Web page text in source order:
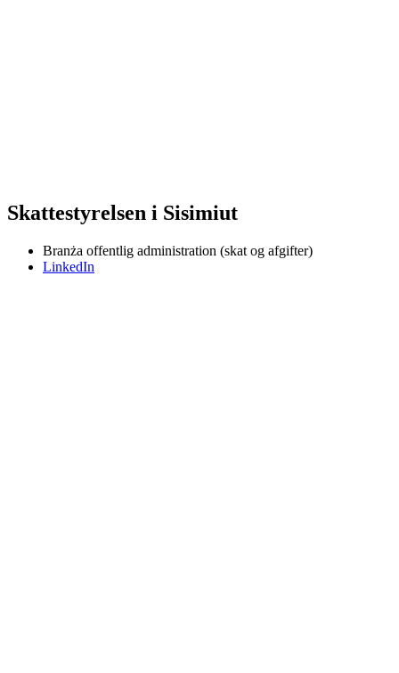
Skattestyrelsen i Sisimiut
Branża offentlig administration (skat og afgifter)
LinkedIn